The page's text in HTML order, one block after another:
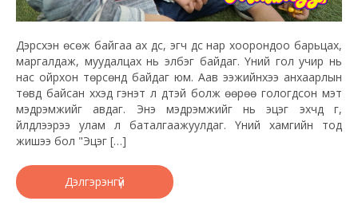
Дэрсхэн өсөж байгаа ах дүүс, эгч дүүс нар хоорондоо барьцах,
маргалдаж, муудалцах нь элбэг байдаг. Үүний гол учир нь
нас ойрхон төрсөнд байдаг юм. Аав ээжийнхээ анхаарлын
төвд байсан хүүхэд гэнэт л дүүтэй болж өөрөө гологдсон мэт
мэдрэмжийг авдаг. Энэ мэдрэмжийг нь эцэг эхчүүд үг,
үйлдлээрээ улам л баталгаажуулдаг. Үүний хамгийн тод
жишээ бол "Эцэг […]
Дэлгэрэнгүй